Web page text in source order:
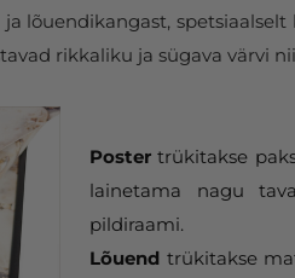
lõuendikangast,
rikkaliku ja sügava värvi
Poster trükitakse
lainetama nagu
pildiraami.
Lõuend trükitakse